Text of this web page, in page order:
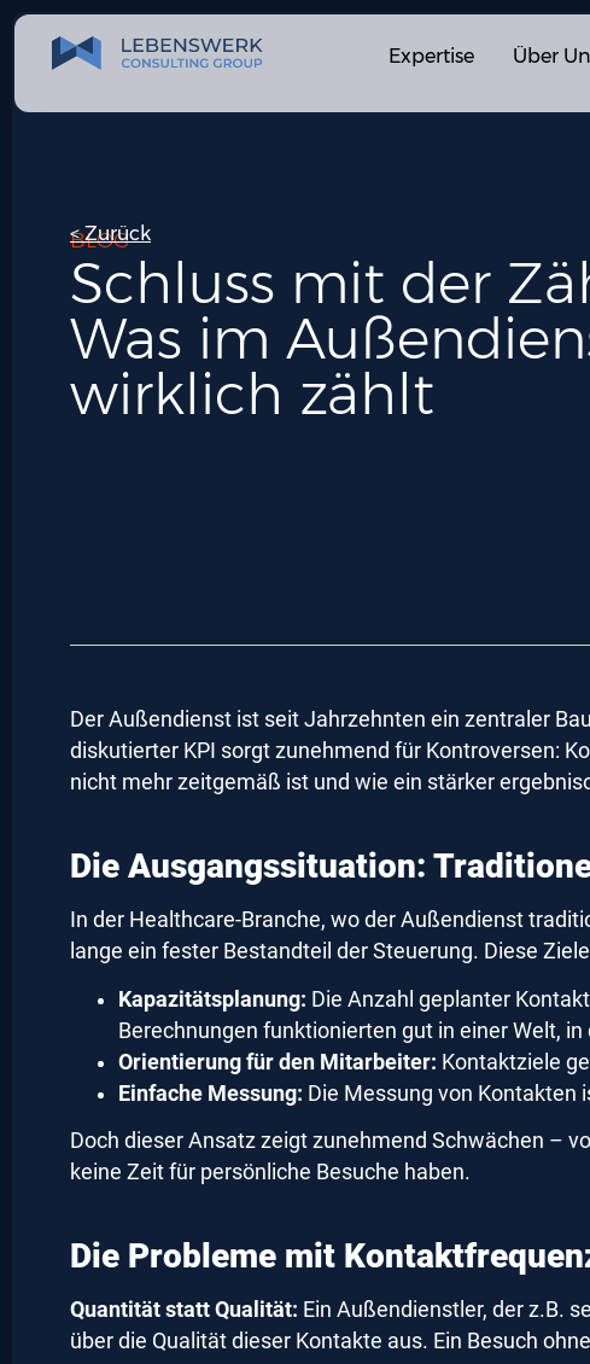
Expertise Über
BLOG
Schluss mit der
Was im
wirklich zählt
< Zurück
Der Außendienst ist seit Jahrzehnten ein zentraler
diskutierter KPI sorgt zunehmend für Kontroversen:
nicht mehr zeitgemäß ist und wie ein stärker
Die Ausgangssituation:
In der Healthcare-Branche, wo der Außendienst
lange ein fester Bestandteil der Steuerung. Diese
Kapazitätsplanung: Die Anzahl geplanter
Berechnungen funktionierten gut in einer Welt,
Orientierung für den Mitarbeiter: Kontaktziele
Einfache Messung: Die Messung von Kontakten
Doch dieser Ansatz zeigt zunehmend Schwächen –
keine Zeit für persönliche Besuche haben.
Die Probleme mit
Quantität statt Qualität: Ein Außendienstler, der z.B.
über die Qualität dieser Kontakte aus. Ein Besuch